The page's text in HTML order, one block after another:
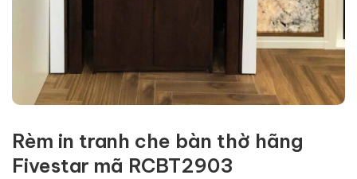
Rèm in tranh che bàn thờ hãng
Fivestar mã RCBT2903